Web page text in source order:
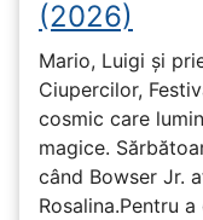
(2026)
Mario, Luigi și
Ciupercilor,
cosmic care
magice.
când Bowser Jr.
Rosalina.Pentru